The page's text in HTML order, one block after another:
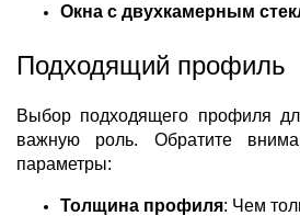
Окна с двухкамерным
Подходящий профиль
Выбор подходящего профиля
важную роль. Обратите
параметры:
Толщина профиля: Чем